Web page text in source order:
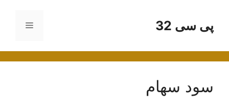
محتواپی سی 32 فهرست
سود سهام